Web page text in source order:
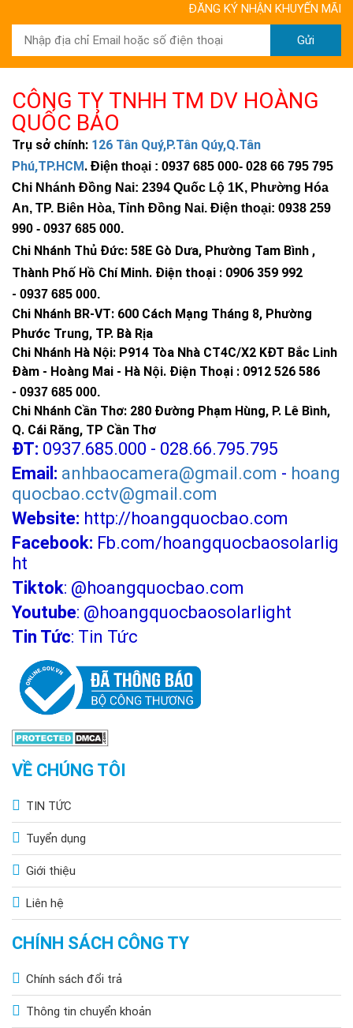
ĐĂNG KÝ NHẬN KHUYẾN MÃI
Gửi
CÔNG TY TNHH TM DV HOÀNG
QUỐC BẢO
Trụ sở chính: 126 Tân Quý,P.Tân Qúy,Q.Tân
Phú,TP.HCM . Điện thoại : 0937 685 000- 028 66 795 795
Chi Nhánh Đồng Nai: 2394 Quốc Lộ 1K, Phường Hóa
An, TP. Biên Hòa, Tỉnh Đồng Nai. Điện thoại: 0938 259
990 - 0937 685 000.
Chi Nhánh Thủ Đức: 58E Gò Dưa, Phường Tam Bình ,
Thành Phố Hồ Chí Minh. Điện thoại : 0906 359 992
- 0937 685 000.
Chi Nhánh BR-VT: 600 Cách Mạng Tháng 8, Phường
Phước Trung, TP. Bà Rịa
Chi Nhánh Hà Nội: P914 Tòa Nhà CT4C/X2 KĐT Bắc Linh
Đàm - Hoàng Mai - Hà Nội. Điện Thoại : 0912 526 586
- 0937 685 000.
Chi Nhánh Cần Thơ: 280 Đường Phạm Hùng, P. Lê Bình,
Q. Cái Răng, TP Cần Thơ
ĐT: 0937.685.000 - 028.66.795.795
Email: anhbaocamera@gmail.com - hoang
quocbao.cctv@gmail.com
Website: http://hoangquocbao.com
Facebook: Fb.com/hoangquocbaosolarlig
ht
Tiktok: @hoangquocbao.com
Youtube: @hoangquocbaosolarlight
Tin Tức: Tin Tức
VỀ CHÚNG TÔI
TIN TỨC
Tuyển dụng
Giới thiệu
Liên hệ
CHÍNH SÁCH CÔNG TY
Chính sách đổi trả
Thông tin chuyển khoản